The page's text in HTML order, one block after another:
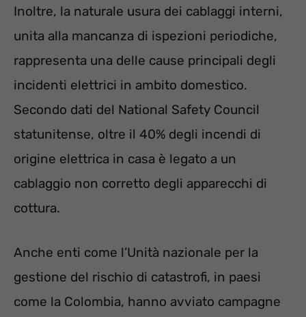
Inoltre, la naturale usura dei cablaggi interni,
unita alla mancanza di ispezioni periodiche,
rappresenta una delle cause principali degli
incidenti elettrici in ambito domestico.
Secondo dati del National Safety Council
statunitense, oltre il 40% degli incendi di
origine elettrica in casa è legato a un
cablaggio non corretto degli apparecchi di
cottura.
Anche enti come l’Unità nazionale per la
gestione del rischio di catastrofi, in paesi
come la Colombia, hanno avviato campagne